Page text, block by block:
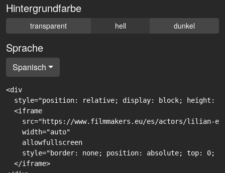
Hintergrundfarbe
transparent hell dunkel
Sprache
Spanisch
<div
style="position: relative; display: block; height:
  <iframe
src="https://www.filmmakers.eu/es/actors/lilian-
    width="auto"
    allowfullscreen
style="border: none; position: absolute; top: 0;
  </iframe>